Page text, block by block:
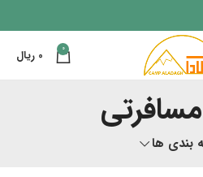
0
0 ریال
بندی ها